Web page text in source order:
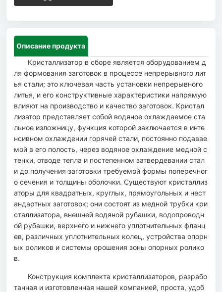
в.
шей жесткостью конструкции, при вибрации инерционн
ые силы минимальны, а процесс демонтажа формы —
эффективный.
Описание продукта
Кристаллизатор в сборе является оборудованием д
ля формования заготовок в процессе непрерывного лит
ья стали; это ключевая часть установки непрерывного
литья, и его конструктивные характеристики напрямую
влияют на производство и качество заготовок. Кристал
лизатор представляет собой водяное охлаждаемое ста
льное изложницу, функция которой заключается в инте
нсивном охлаждении горячей стали, постоянно подавае
мой в его полость, через водяное охлаждение медной с
тенки, отводе тепла и постепенном затвердевании стал
и до получения заготовки требуемой формы поперечног
о сечения и толщины оболочки. Существуют кристаллиз
аторы для квадратных, круглых, прямоугольных и нест
андартных заготовок; они состоят из медной трубки кри
сталлизатора, внешней водяной рубашки, водопроводн
ой рубашки, верхнего и нижнего уплотнительных фланц
ев, различных уплотнительных колец, устройства опорн
ых роликов и системы орошения зоны опорных ролико
в.
Конструкция комплекта кристаллизаторов, разрабо
танная и изготовленная нашей компанией, проста, удоб